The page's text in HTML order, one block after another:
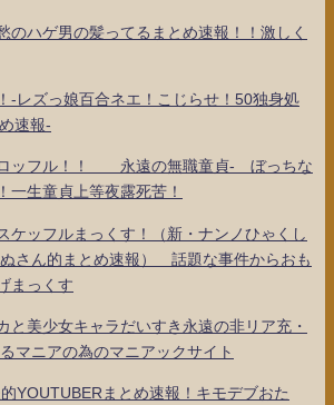
のハゲ男の髪ってるまとめ速報！！激しく
-レズっ娘百合ネエ！こじらせ！50独身処
速報-
ロッフル！！ 永遠の無職童貞- ぼっちな
一生童貞上等夜露死苦！
ケッフルまっくす！（新・ナンノひゃくし
さん的まとめ速報） 話題な事件からおも
まっくす
と美少女キャラだいすき永遠の非リア充・
マニアの為のマニアックサイト
YOUTUBERまとめ速報！キモデブおた